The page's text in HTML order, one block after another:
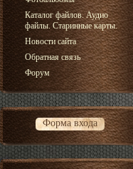
Каталог файлов. Аудио
файлы. Старинные карты.
Новости сайта
Обратная связь
Форум
Форма входа